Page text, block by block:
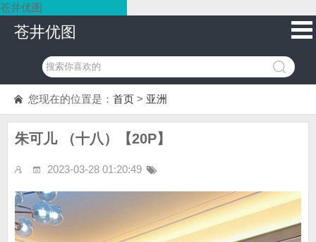
苍井优图
苍井优图
您现在的位置是： 首页 > 亚洲
朱可儿 （十八）【20P】
2023-03-28 01:20:49